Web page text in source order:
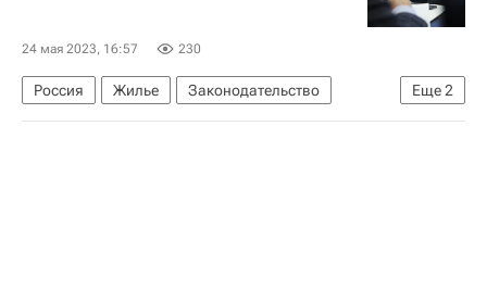
24 мая 2023, 16:57 230
Еще2
Россия Жилье
Законодательство
Налоги
НДФЛ